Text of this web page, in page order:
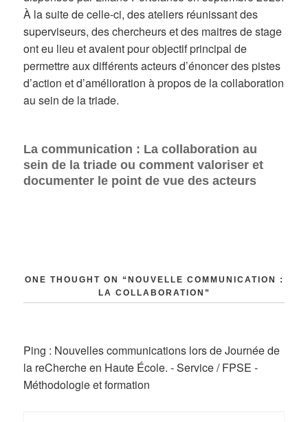
À la suite de celle-ci, des ateliers réunissant des
superviseurs, des chercheurs et des maitres de stage
ont eu lieu et avaient pour objectif principal de
permettre aux différents acteurs d’énoncer des pistes
d’action et d’amélioration à propos de la collaboration
au sein de la triade.
La communication : La collaboration au
sein de la triade ou comment valoriser et
documenter le point de vue des acteurs
ONE THOUGHT ON “NOUVELLE COMMUNICATION :
LA COLLABORATION”
Ping : Nouvelles communications lors de Journée de
la reCherche en Haute École. - Service / FPSE -
Méthodologie et formation